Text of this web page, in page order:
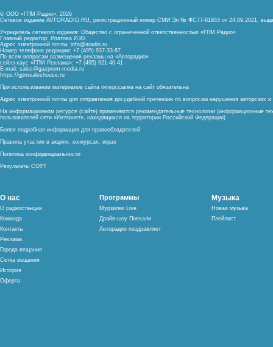
© ООО «ГПМ Радио», 2026
Сетевое издание AVTORADIO.RU, регистрационный номер СМИ Эл № ФС77-81953 от 24.09.2021,
Учредитель сетевого издания: Общество с ограниченной ответственностью «ГПМ Радио»
Главный редактор: Ипатова И.Ю.
Адрес электронной почты: info@aradio.ru
Номер телефона редакции: +7 (495) 937-33-67
По всем вопросам размещения рекламы на «Авторадио»
сейлз-хаус «ГПМ Реклама»: +7 (495) 921-40-41
E-mail: sales@gazprom-media.ru
https://gpmsaleshouse.ru
При использовании материалов сайта гиперссылка на сайт обязательна
Адрес электронной почты для отправления досудебной претензии по вопросам нарушения авторских
На информационном ресурсе (сайте) применяются рекомендательные технологии (информационные
пользователей сети «Интернет», находящихся на территории Российской Федерации)
Более подробная информация для правообладателей
Правила участия в акциях, конкурсах, играх
Политика конфиденциальности
Результаты СОУТ
О нас
О радиостанции
Команда
Контакты
Реклама
Города вещания
Сетка вещания
История
Оферта
Программы
Мурзилки Live
Драйв-шоу Поехали
Авторадио поздравляет
Музыка
Новая музыка
Плейлист